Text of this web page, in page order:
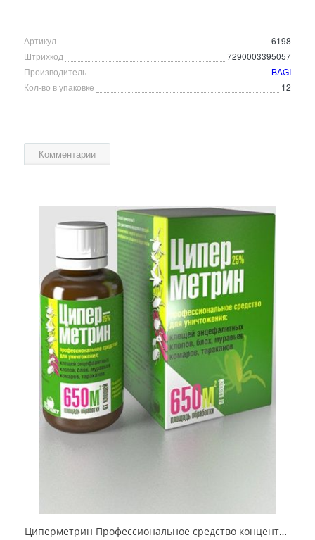
Артикул
6198
Штрихкод
7290003395057
Производитель
BAGI
Кол-во в упаковке
12
Комментарии
Циперметрин Профессиональное средство концентрат эмульсии 25% для уничтожения тараканов, мух,комаров, блох, клопов, муравьев, ос 50 мл